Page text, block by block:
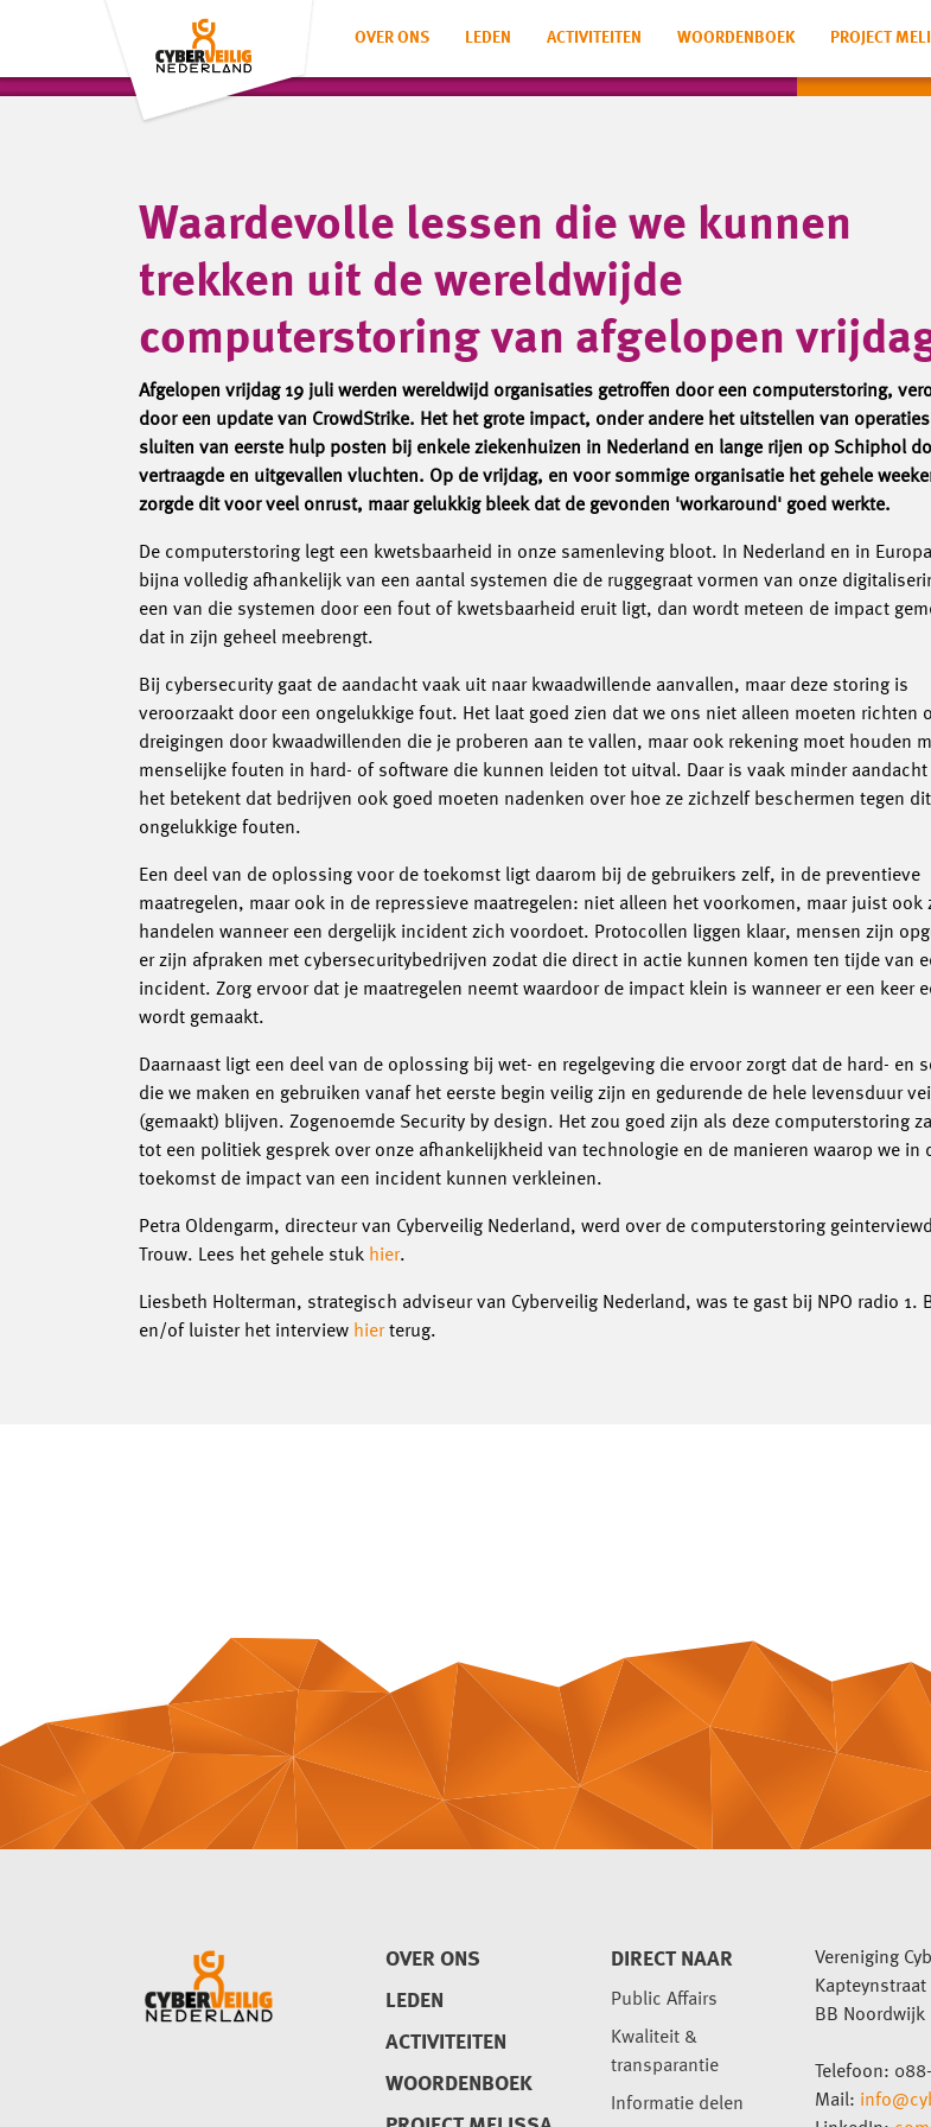
OVER ONS LEDEN ACTIVITEITEN WOORDENBOEK PROJECT
Waardevolle lessen die we kunnen
trekken uit de wereldwijde
computerstoring van afgelopen
Afgelopen vrijdag 19 juli werden wereldwijd organisaties getroffen door een computerstoring,
door een update van CrowdStrike. Het het grote impact, onder andere het uitstellen van
sluiten van eerste hulp posten bij enkele ziekenhuizen in Nederland en lange rijen op Schiphol
vertraagde en uitgevallen vluchten. Op de vrijdag, en voor sommige organisatie het gehele
zorgde dit voor veel onrust, maar gelukkig bleek dat de gevonden 'workaround' goed werkte.
De computerstoring legt een kwetsbaarheid in onze samenleving bloot. In Nederland en in
bijna volledig afhankelijk van een aantal systemen die de ruggegraat vormen van onze
een van die systemen door een fout of kwetsbaarheid eruit ligt, dan wordt meteen de impact
dat in zijn geheel meebrengt.
Bij cybersecurity gaat de aandacht vaak uit naar kwaadwillende aanvallen, maar deze storing is
veroorzaakt door een ongelukkige fout. Het laat goed zien dat we ons niet alleen moeten richten
dreigingen door kwaadwillenden die je proberen aan te vallen, maar ook rekening moet houden
menselijke fouten in hard- of software die kunnen leiden tot uitval. Daar is vaak minder aandacht
het betekent dat bedrijven ook goed moeten nadenken over hoe ze zichzelf beschermen tegen
ongelukkige fouten.
Een deel van de oplossing voor de toekomst ligt daarom bij de gebruikers zelf, in de preventieve
maatregelen, maar ook in de repressieve maatregelen: niet alleen het voorkomen, maar juist ook
handelen wanneer een dergelijk incident zich voordoet. Protocollen liggen klaar, mensen zijn
er zijn afpraken met cybersecuritybedrijven zodat die direct in actie kunnen komen ten tijde van
incident. Zorg ervoor dat je maatregelen neemt waardoor de impact klein is wanneer er een keer
wordt gemaakt.
Daarnaast ligt een deel van de oplossing bij wet- en regelgeving die ervoor zorgt dat de hard- en
die we maken en gebruiken vanaf het eerste begin veilig zijn en gedurende de hele levensduur
(gemaakt) blijven. Zogenoemde Security by design. Het zou goed zijn als deze computerstoring
tot een politiek gesprek over onze afhankelijkheid van technologie en de manieren waarop we in
toekomst de impact van een incident kunnen verkleinen.
Petra Oldengarm, directeur van Cyberveilig Nederland, werd over de computerstoring
Trouw. Lees het gehele stuk hier.
Liesbeth Holterman, strategisch adviseur van Cyberveilig Nederland, was te gast bij NPO radio 1.
en/of luister het interview hierterug.
OVER ONS
LEDEN
ACTIVITEITEN
WOORDENBOEK
DIRECT NAAR
Public Affairs
Kwaliteit &
transparantie
Informatie delen
Vereniging
BB Noordwijk
Telefoon:
Mail: